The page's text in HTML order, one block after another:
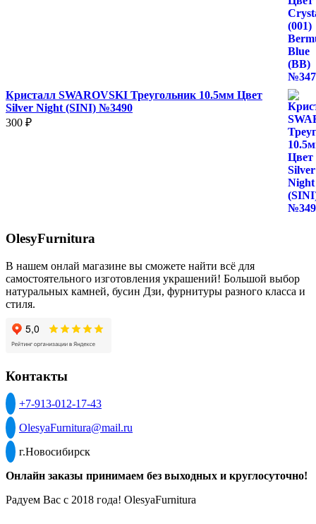
Кристалл SWAROVSKI Треугольник 10.5мм Цвет
Silver Night (SINI) №3490
300 ₽
OlesyFurnitura
В нашем онлай магазине вы сможете найти всё для
самостоятельного изготовления украшений! Большой выбор
натуральных камней, бусин Дзи, фурнитуры разного класса и
стиля.
Контакты
+7-913-012-17-43
OlesyaFurnitura@mail.ru
г.Новосибирск
Онлайн заказы принимаем без выходных и круглосуточно!
Радуем Вас с 2018 года! OlesyaFurnitura